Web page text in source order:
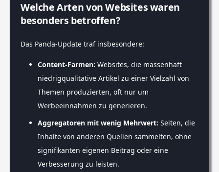
Welche Arten von Websites waren
besonders betroffen?
Das Panda-Update traf insbesondere:
Content-Farmen: Websites, die massenhaft
niedrigqualitative Artikel zu einer Vielzahl von
Themen produzierten, oft nur um
Werbeeinnahmen zu generieren.
Aggregatoren mit wenig Mehrwert: Seiten, die
Inhalte von anderen Quellen sammelten, ohne
signifikanten eigenen Beitrag oder eine
Verbesserung zu leisten.